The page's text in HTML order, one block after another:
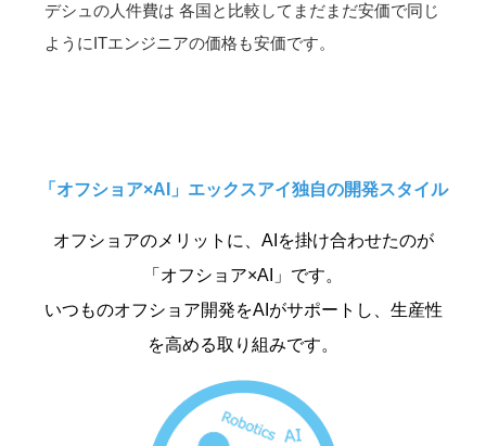
デシュの人件費は 各国と比較してまだまだ安価で同じ
ようにITエンジニアの価格も安価です。
「オフショア×AI」エックスアイ独自の開発スタイル
オフショアのメリットに、AIを掛け合わせたのが
「オフショア×AI」です。
いつものオフショア開発をAIがサポートし、生産性
を高める取り組みです。